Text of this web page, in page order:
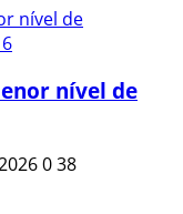
nível de
038